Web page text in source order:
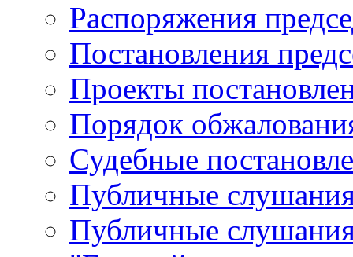
Распоряжения
Постановления
Проекты
Порядок
Судебные
Публичные
Публичные